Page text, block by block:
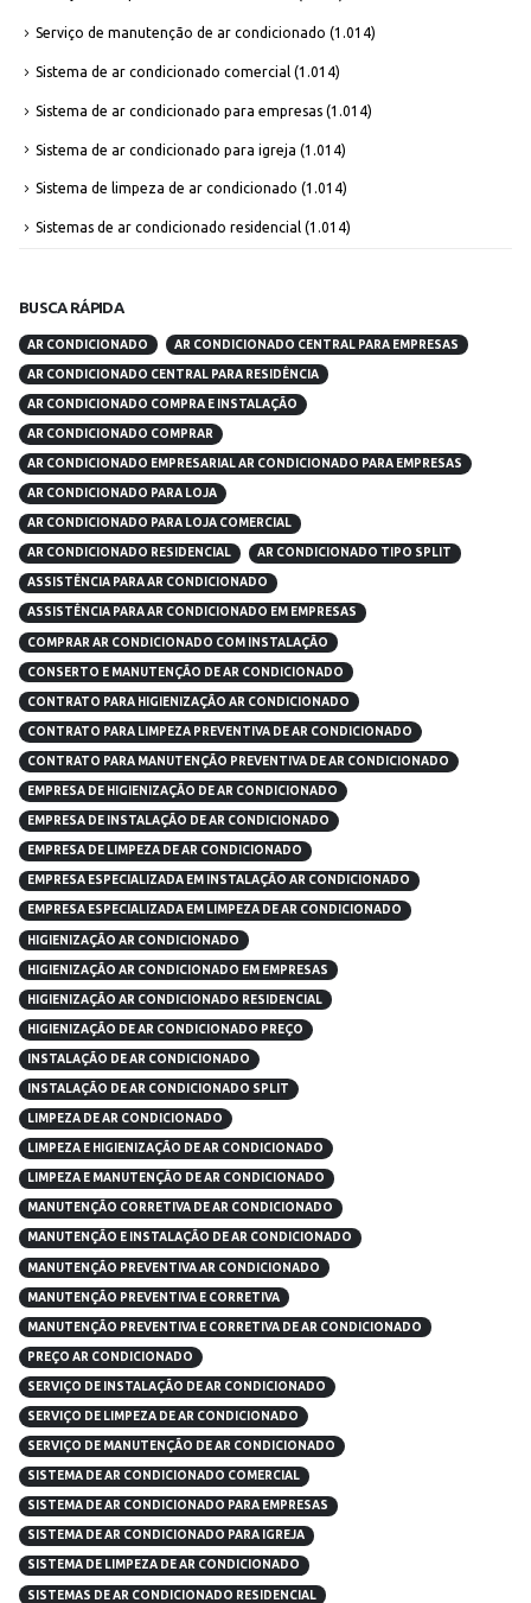
Serviço de manutenção de ar condicionado (1.014)
Sistema de ar condicionado comercial (1.014)
Sistema de ar condicionado para empresas (1.014)
Sistema de ar condicionado para igreja (1.014)
Sistema de limpeza de ar condicionado (1.014)
Sistemas de ar condicionado residencial (1.014)
BUSCA RÁPIDA
AR CONDICIONADO AR CONDICIONADO CENTRAL PARA EMPRESAS
AR CONDICIONADO CENTRAL PARA RESIDÊNCIA
AR CONDICIONADO COMPRA E INSTALAÇÃO
AR CONDICIONADO COMPRAR
AR CONDICIONADO EMPRESARIAL AR CONDICIONADO PARA EMPRESAS
AR CONDICIONADO PARA LOJA
AR CONDICIONADO PARA LOJA COMERCIAL
AR CONDICIONADO RESIDENCIAL AR CONDICIONADO TIPO SPLIT
ASSISTÊNCIA PARA AR CONDICIONADO
ASSISTÊNCIA PARA AR CONDICIONADO EM EMPRESAS
COMPRAR AR CONDICIONADO COM INSTALAÇÃO
CONSERTO E MANUTENÇÃO DE AR CONDICIONADO
CONTRATO PARA HIGIENIZAÇÃO AR CONDICIONADO
CONTRATO PARA LIMPEZA PREVENTIVA DE AR CONDICIONADO
CONTRATO PARA MANUTENÇÃO PREVENTIVA DE AR CONDICIONADO
EMPRESA DE HIGIENIZAÇÃO DE AR CONDICIONADO
EMPRESA DE INSTALAÇÃO DE AR CONDICIONADO
EMPRESA DE LIMPEZA DE AR CONDICIONADO
EMPRESA ESPECIALIZADA EM INSTALAÇÃO AR CONDICIONADO
EMPRESA ESPECIALIZADA EM LIMPEZA DE AR CONDICIONADO
HIGIENIZAÇÃO AR CONDICIONADO
HIGIENIZAÇÃO AR CONDICIONADO EM EMPRESAS
HIGIENIZAÇÃO AR CONDICIONADO RESIDENCIAL
HIGIENIZAÇÃO DE AR CONDICIONADO PREÇO
INSTALAÇÃO DE AR CONDICIONADO
INSTALAÇÃO DE AR CONDICIONADO SPLIT
LIMPEZA DE AR CONDICIONADO
LIMPEZA E HIGIENIZAÇÃO DE AR CONDICIONADO
LIMPEZA E MANUTENÇÃO DE AR CONDICIONADO
MANUTENÇÃO CORRETIVA DE AR CONDICIONADO
MANUTENÇÃO E INSTALAÇÃO DE AR CONDICIONADO
MANUTENÇÃO PREVENTIVA AR CONDICIONADO
MANUTENÇÃO PREVENTIVA E CORRETIVA
MANUTENÇÃO PREVENTIVA E CORRETIVA DE AR CONDICIONADO
PREÇO AR CONDICIONADO
SERVIÇO DE INSTALAÇÃO DE AR CONDICIONADO
SERVIÇO DE LIMPEZA DE AR CONDICIONADO
SERVIÇO DE MANUTENÇÃO DE AR CONDICIONADO
SISTEMA DE AR CONDICIONADO COMERCIAL
SISTEMA DE AR CONDICIONADO PARA EMPRESAS
SISTEMA DE AR CONDICIONADO PARA IGREJA
SISTEMA DE LIMPEZA DE AR CONDICIONADO
SISTEMAS DE AR CONDICIONADO RESIDENCIAL